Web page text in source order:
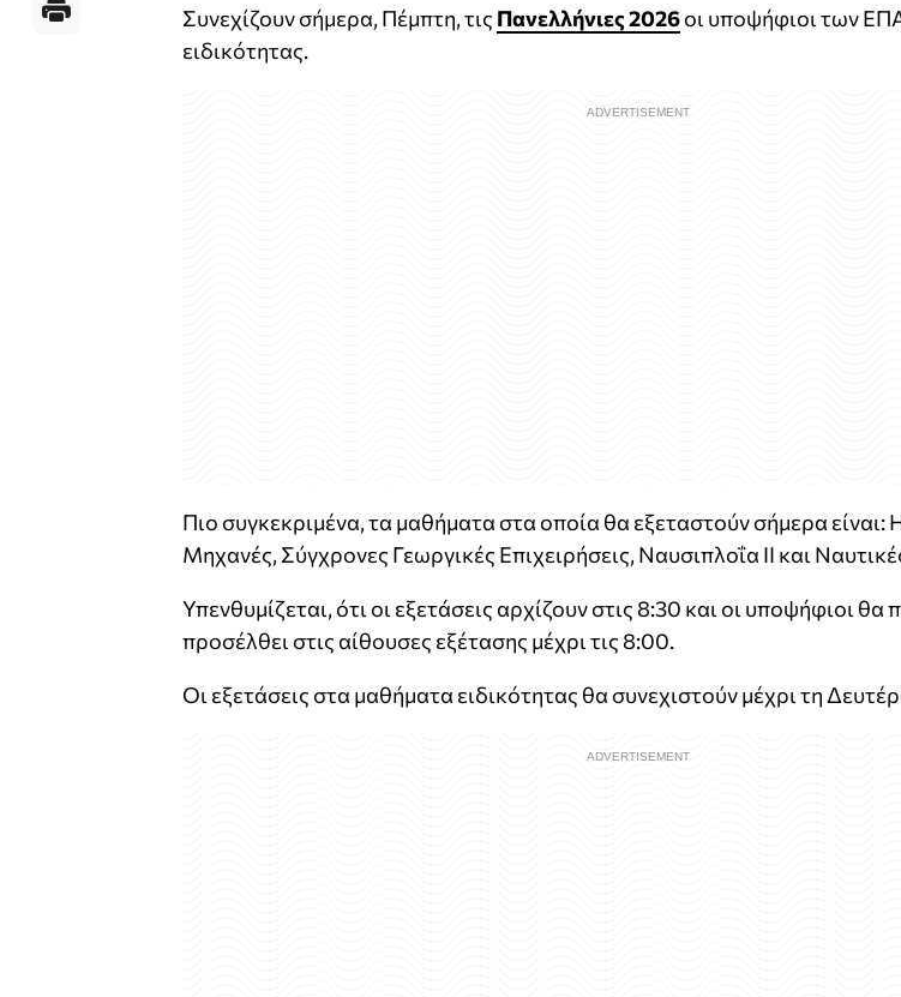
Συνεχίζουν σήμερα, Πέμπτη, τις Πανελλήνιες 2026οι υποψήφιοι των
ειδικότητας.
Πιο συγκεκριμένα, τα μαθήματα στα οποία θα εξεταστούν σήμερα είναι:
Μηχανές, Σύγχρονες Γεωργικές Επιχειρήσεις, Ναυσιπλοΐα ΙΙ και
Υπενθυμίζεται, ότι οι εξετάσεις αρχίζουν στις 8:30 και οι υποψήφιοι θα
προσέλθει στις αίθουσες εξέτασης μέχρι τις 8:00.
Οι εξετάσεις στα μαθήματα ειδικότητας θα συνεχιστούν μέχρι τη